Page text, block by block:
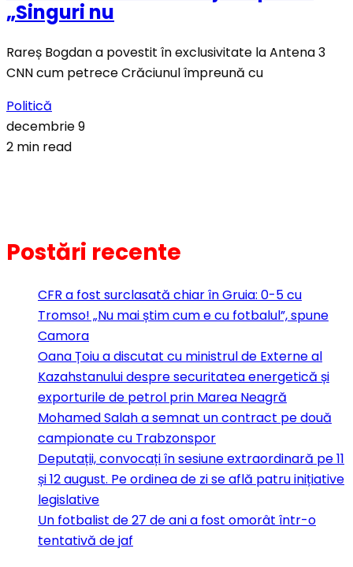
„Singuri nu
Rareș Bogdan a povestit în exclusivitate la Antena 3
CNN cum petrece Crăciunul împreună cu
Politică
decembrie 9
2 min read
Postări recente
CFR a fost surclasată chiar în Gruia: 0-5 cu
Tromso! „Nu mai știm cum e cu fotbalul”, spune
Camora
Oana Țoiu a discutat cu ministrul de Externe al
Kazahstanului despre securitatea energetică și
exporturile de petrol prin Marea Neagră
Mohamed Salah a semnat un contract pe două
campionate cu Trabzonspor
Deputații, convocați în sesiune extraordinară pe 11
și 12 august. Pe ordinea de zi se află patru inițiative
legislative
Un fotbalist de 27 de ani a fost omorât într-o
tentativă de jaf